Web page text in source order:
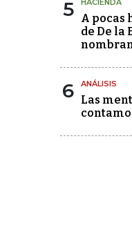
5 HACIENDA
A pocas
de De la
6 ANÁLISIS
Las